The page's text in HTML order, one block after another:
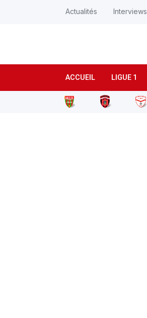
ACCUEIL LIGUE 1
Actualités Interviews